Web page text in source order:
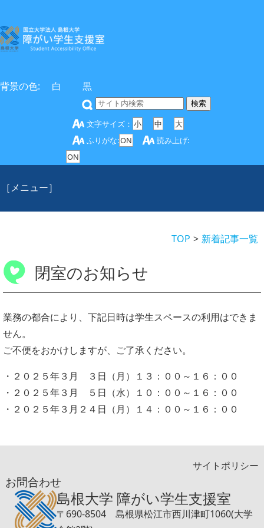
背景の色: 白 黒
文字サイズ： 小 中
大
ふりがな:ON
読み上げ:
ON
［メニュー］
TOP 新着記事一覧
閉室のお知らせ
業務の都合により、下記日時は学生スペースの利用はできま
せん。
ご不便をおかけしますが、ご了承ください。
・２０２５年３月 ３日（月）１３：００～１６：００
・２０２５年３月 ５日（水）１０：００～１６：００
・２０２５年３月２４日（月）１４：００～１６：００
サイトポリシー
お問合わせ
島根大学 障がい学生支援室
〒690-8504 島根県松江市西川津町1060(大学